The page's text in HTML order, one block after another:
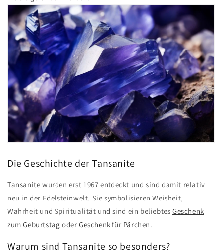
Die Geschichte der Tansanite
Tansanite wurden erst 1967 entdeckt und sind damit relativ
neu in der Edelsteinwelt. Sie symbolisieren Weisheit,
Wahrheit und Spiritualität und sind ein beliebtesGeschenk
zum Geburtstag oderGeschenk für Pärchen.
Warum sind Tansanite so besonders?